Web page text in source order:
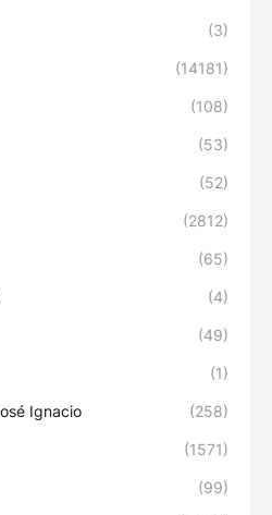
(3)
(14181)
(108)
(53)
(52)
(2812)
(65)
(4)
(49)
(1)
Ignacio (258)
(1571)
(99)